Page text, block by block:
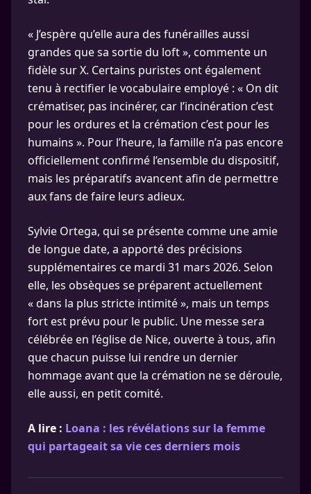
« J’espère qu’elle aura des funérailles aussi
grandes que sa sortie du loft », commente un
fidèle sur X. Certains puristes ont également
tenu à rectifier le vocabulaire employé : « On dit
crématiser, pas incinérer, car l’incinération c’est
pour les ordures et la crémation c’est pour les
humains ». Pour l’heure, la famille n’a pas encore
officiellement confirmé l’ensemble du dispositif,
mais les préparatifs avancent afin de permettre
aux fans de faire leurs adieux.
Sylvie Ortega, qui se présente comme une amie
de longue date, a apporté des précisions
supplémentaires ce mardi 31 mars 2026. Selon
elle, les obsèques se préparent actuellement
« dans la plus stricte intimité », mais un temps
fort est prévu pour le public. Une messe sera
célébrée en l’église de Nice, ouverte à tous, afin
que chacun puisse lui rendre un dernier
hommage avant que la crémation ne se déroule,
elle aussi, en petit comité.
A lire : Loana : les révélations sur la femme
qui partageait sa vie ces derniers mois